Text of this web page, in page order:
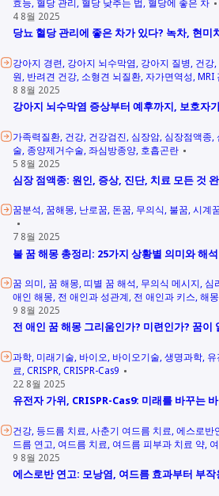
4 8월 2025
당뇨 혈당 관리에 좋은 차가 있다? 녹차, 현미
강아지 경련 강아지 뇌수막염 강아지 질병 건강
원 반려견 건강 소형견 뇌질환 자가면역성 MRI
8 8월 2025
강아지 뇌수막염 증상부터 예후까지, 보호자
가족력질환 건강 건강검진 심장암 심장점액종
술 종양제거수술 좌심방종양 호흡곤란
5 8월 2025
심장 점액종: 원인, 증상, 진단, 치료 모든 것
꿈분석 꿈해몽 난로꿈 돈꿈 무의식 불꿈 시계
7 8월 2025
불 꿈 해몽 총정리: 25가지 상황별 의미와 해석
꿈 의미 꿈 해몽 띠별 꿈 해석 무의식 메시지 심
애인 해몽 전 애인과 성관계 전 애인과 키스 해몽
9 8월 2025
전 애인 꿈 해몽 그리움인가? 미련인가? 꿈이
과학 미래기술 바이오 바이오기술 생명과학 유
료 CRISPR CRISPR-Cas9
22 8월 2025
유전자 가위, CRISPR-Cas9: 미래를 바꾸는
건강 등드름 치료 사춘기 여드름 치료 에스로반
드름 연고 여드름 치료 여드름 피부과 치료 약
9 8월 2025
에스로반 연고: 모낭염, 여드름 효과부터 부